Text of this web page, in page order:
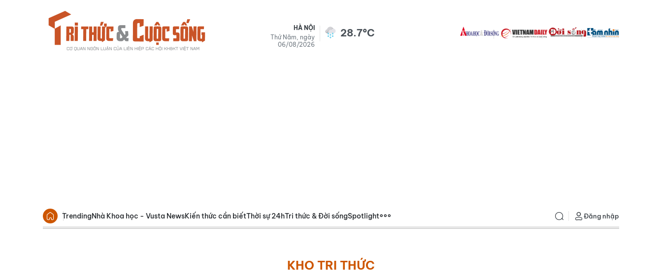
HÀ NỘI
Thứ Năm, ngày
06/08/2026
28.7°C
TrendingNhà Khoa học - Vusta NewsKiến thức cần biếtThời sự 24hTri thức & Đời sốngSpotlight Đăng nhập
KHO TRI THỨC